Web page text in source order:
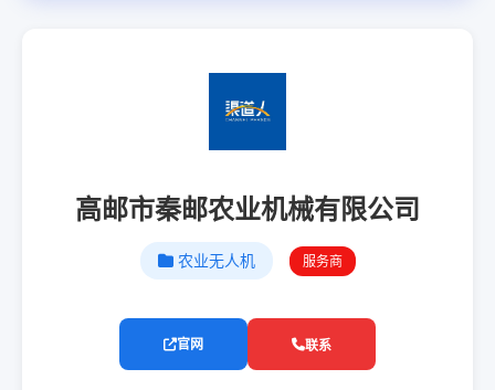
高邮市秦邮农业机械有限公司
农业无人机 服务商
官网 联系